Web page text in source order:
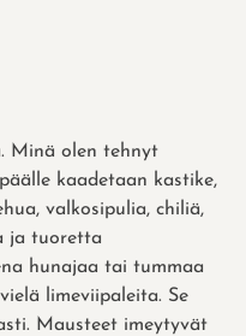
Minä olen tehnyt
kaadetaan kastike,
valkosipulia, chiliä,
ja tuoretta
hunajaa tai tummaa
limeviipaleita. Se
Mausteet imeytyvät